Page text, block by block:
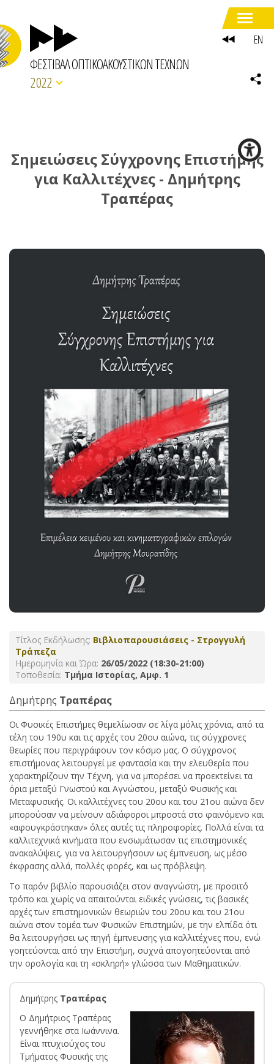
ΦΕΣΤΙΒΑΛ ΟΠΤΙΚΟΑΚΟΥΣΤΙΚΩΝ ΤΕΧΝΩΝ
2022
Σημειώσεις Σύγχρονης Επιστήμης
για Καλλιτέχνες - Δημήτρης
Τραπέρας
Τίτλος Εκδήλωσης: Βιβλιοπαρουσιάσεις - Στρογγυλή
Τράπεζα
Ημερομηνία και Ώρα: 26/05/2022 (18:30-21:00)
Τοποθεσία: Τμήμα Ιστορίας, Αμφ. 1
Δημήτρης Τραπέρας
Οι Φυσικές Επιστήμες θεμελίωσαν σε λίγα μόλις χρόνια, από τα
τέλη του 190υ και τις αρχές του 20ου αιώνα, τις σύγχρονες
θεωρίες που περιγράφουν τον κόσμο μας. Ο σύγχρονος
επιστήμονας λειτουργεί με φαντασία και την ελευθερία που
χαρακτηρίζουν την Τέχνη, για να μπορέσει να προεκτείνει τα
όρια μεταξύ Γνωστού και Αγνώστου, μεταξύ Φυσικής και
Μεταφυσικής. Οι καλλιτέχνες του 20ου και του 21ου αιώνα δεν
μπορούσαν να μείνουν αδιάφοροι μπροστά στο φαινόμενο και
«αφουγκράστηκαν» όλες αυτές τις πληροφορίες. Πολλά είναι τα
καλλιτεχνικά κινήματα που ενσωμάτωσαν τις επιστημονικές
ανακαλύψεις, για να λειτουργήσουν ως έμπνευση, ως μέσο
έκφρασης αλλά, πολλές φορές, και ως πρόβλεψη.
Το παρόν βιβλίο παρουσιάζει στον αναγνώστη, με προσιτό
τρόπο και χωρίς να απαιτούνται ειδικές γνώσεις, τις βασικές
αρχές των επιστημονικών θεωριών του 20ου και του 21ου
αιώνα στον τομέα των Φυσικών Επιστημών, με την ελπίδα ότι
θα λειτουργήσει ως πηγή έμπνευσης για καλλιτέχνες που, ενώ
γοητεύονται από την Επιστήμη, συχνά απογοητεύονται από
την ορολογία και τη «σκληρή» γλώσσα των Μαθηματικών.
Δημήτρης Τραπέρας
Ο Δημήτριος Τραπέρας
γεννήθηκε στα Ιωάννινα.
Είναι πτυχιούχος του
Τμήματος Φυσικής της
EN